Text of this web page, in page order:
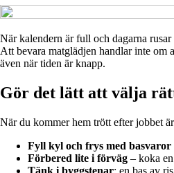
När kalendern är full och dagarna
Att bevara matglädjen handlar inte om
även när tiden är knapp.
Gör det lätt att välja
När du kommer hem trött efter jobbet
Fyll kyl och frys med basvaror
Förbered lite i förväg – koka
Tänk i byggstenar: en bas av